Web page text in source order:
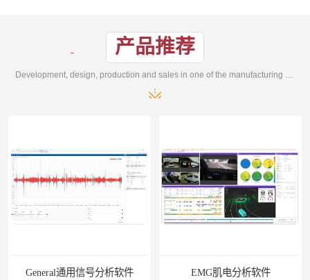
产品推荐
Development, design, production and sales in one of the manufacturing enterprises
General通用信号分析软件 EMG肌电分析软件